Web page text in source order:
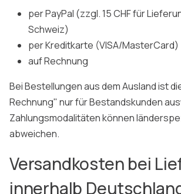
per PayPal (zzgl. 15 CHF für
Schweiz)
per Kreditkarte (VISA/MasterCard)
auf Rechnung
Bei Bestellungen aus dem Ausland ist
Rechnung" nur für Bestandskunden
Zahlungsmodalitäten können
abweichen.
Versandkosten bei
innerhalb